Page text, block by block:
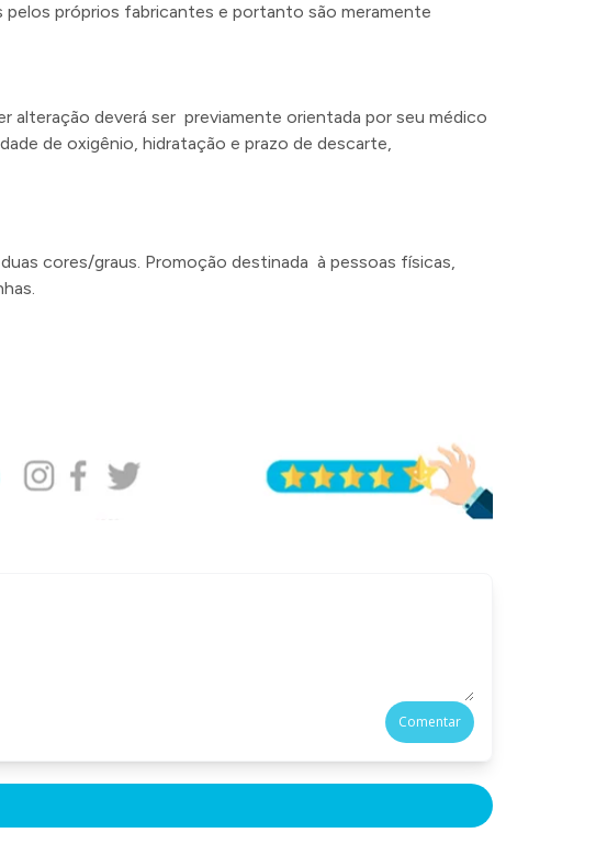
próprios fabricantes e portanto são meramente
alteração deverá ser previamente orientada por seu médico
de oxigênio, hidratação e prazo de descarte,
cores/graus. Promoção destinada à pessoas físicas,
Comentar